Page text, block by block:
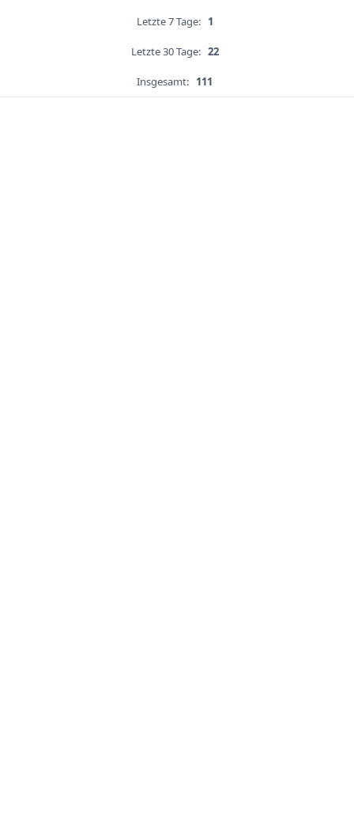
Letzte 7 Tage: 1
Letzte 30 Tage: 22
Insgesamt: 111